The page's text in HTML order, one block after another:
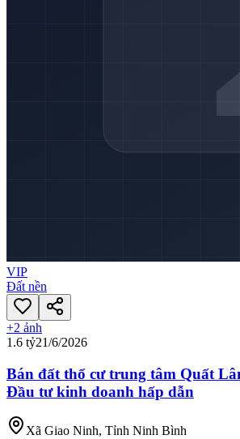
VIP
Đất nền
+2 ảnh
1.6 tỷ21/6/2026
Bán đất thổ cư trung tâm Quất
Đầu tư kinh doanh hấp dẫn
Xã Giao Ninh, Tỉnh Ninh Bình